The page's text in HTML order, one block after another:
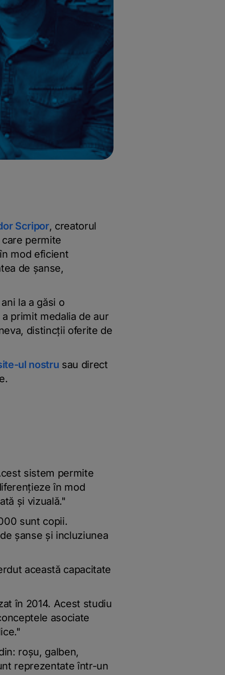
Scripor, creatorul
permite
mod eficient
de șanse,
la a găsi o
primit medalia de aur
distincții oferite de
ul nostru sau direct
sistem permite
în mod
și vizuală."
sunt copii.
șanse și incluziunea
această capacitate
în 2014. Acest studiu
asociate
roșu, galben,
reprezentate într-un